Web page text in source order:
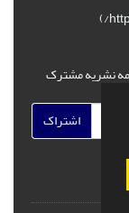
)
نشریه مشترک
اشتراک